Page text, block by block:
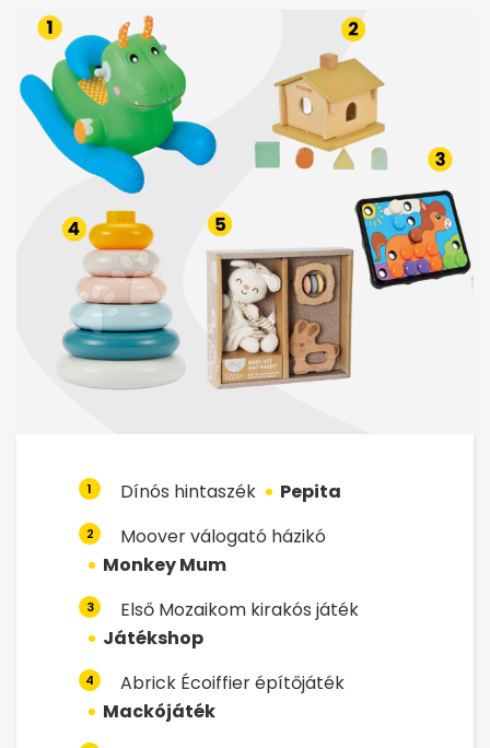
1 Dínós hintaszék Pepita
2
Moover válogató házikó
Monkey Mum
3
Első Mozaikom kirakós játék
Játékshop
4
Abrick Écoiffier építőjáték
Mackójáték